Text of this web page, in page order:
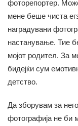
фоторепортер.
мене беше чиста
наградувани
настанување. Тие
мојот родител. За
бидејќи сум
детство.
Да зборувам за
фотографија не би